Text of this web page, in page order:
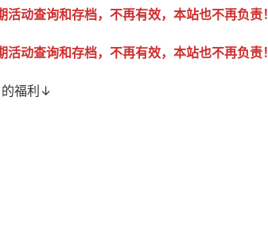
动查询和存档，不再有效，本站也不再负责！
动查询和存档，不再有效，本站也不再负责！
的福利↓